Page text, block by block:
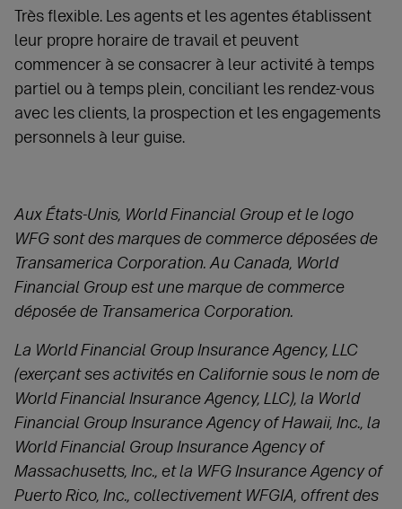
Très flexible. Les agents et les agentes établissent
leur propre horaire de travail et peuvent
commencer à se consacrer à leur activité à temps
partiel ou à temps plein, conciliant les rendez‑vous
avec les clients, la prospection et les engagements
personnels à leur guise.
Aux États-Unis, World Financial Group et le logo
WFG sont des marques de commerce déposées de
Transamerica Corporation. Au Canada, World
Financial Group est une marque de commerce
déposée de Transamerica Corporation.
La World Financial Group Insurance Agency, LLC
(exerçant ses activités en Californie sous le nom de
World Financial Insurance Agency, LLC), la World
Financial Group Insurance Agency of Hawaii, Inc., la
World Financial Group Insurance Agency of
Massachusetts, Inc., et la WFG Insurance Agency of
Puerto Rico, Inc., collectivement WFGIA, offrent des